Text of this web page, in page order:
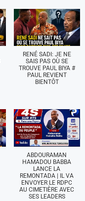
RENÉ SADI: JE NE
SAIS PAS OÙ SE
TROUVE PAUL BIYA #
PAUL REVIENT
BIENTÔT
ABDOURAMAN
HAMADOU BABBA
LANCE LA
REMONTADA | IL VA
ENVOYER LE RDPC
AU CIMETIÈRE AVEC
SES LEADERS